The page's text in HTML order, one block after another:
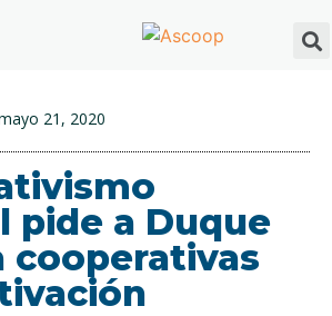
21, 2020
pide a Duque
cooperativas